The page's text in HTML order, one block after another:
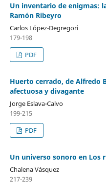
Un inventario de enigmas:
Ramón Ribeyro
Carlos López-Degregori
179-198
PDF
Huerto cerrado, de Alfredo
afectuosa y divagante
Jorge Eslava-Calvo
199-215
PDF
Un universo sonoro en Los
Chalena Vásquez
217-239